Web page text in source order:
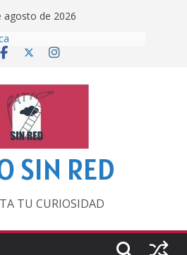
agosto de 2026
entonces…
infinita’ de recomendar
veraniegas
Mundial
SIN RED
TU CURIOSIDAD